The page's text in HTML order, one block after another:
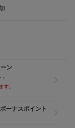
ン
す。
ーナスポイント